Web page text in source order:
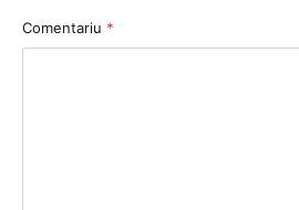
Comentariu *